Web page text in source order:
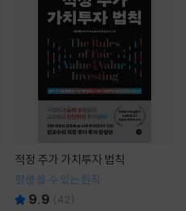
적정 주가 가치투자 법칙
평생 쓸 수 있는 원칙
9.9 (42)